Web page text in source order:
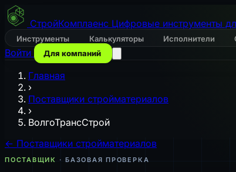
СтройКомплаенс Цифровые инструменты
Инструменты Калькуляторы Исполнители
Войти Для компаний
Главная
›
Поставщики стройматериалов
›
ВолгоТрансСтрой
← Поставщики стройматериалов
ПОСТАВЩИК · БАЗОВАЯ ПРОВЕРКА